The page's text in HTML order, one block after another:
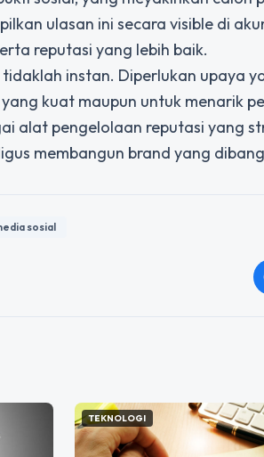
ulasan ini secara visible di
reputasi yang lebih baik.
instan. Diperlukan upaya
kuat maupun untuk menarik
alat pengelolaan reputasi yang
membangun brand yang
sosial
TEKNOLOGI